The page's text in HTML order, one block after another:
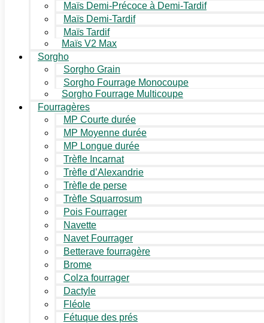
Maïs Demi-Précoce à Demi-Tardif
Maïs Demi-Tardif
Maïs Tardif
Maïs V2 Max
Sorgho
Sorgho Grain
Sorgho Fourrage Monocoupe
Sorgho Fourrage Multicoupe
Fourragères
MP Courte durée
MP Moyenne durée
MP Longue durée
Trèfle Incarnat
Trèfle d’Alexandrie
Trèfle de perse
Trèfle Squarrosum
Pois Fourrager
Navette
Navet Fourrager
Betterave fourragère
Brome
Colza fourrager
Dactyle
Fléole
Fétuque des prés